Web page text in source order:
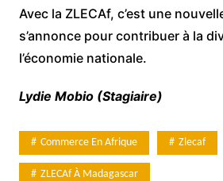
Avec la ZLECAf, c’est une
s’annonce pour contribuer à la
l’économie nationale.
Lydie Mobio (Stagiaire)
Commerce En Afrique Zlecaf
ZLECAf À Madagascar